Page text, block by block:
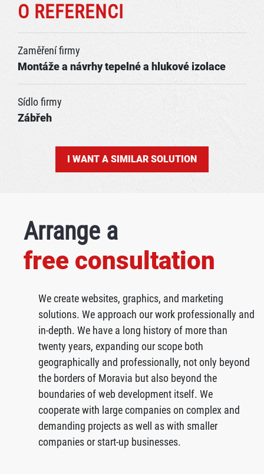
O REFERENCI
Zaměření firmy
Montáže a návrhy tepelné a hlukové izolace
Sídlo firmy
Zábřeh
I WANT A SIMILAR SOLUTION
Arrange a
free consultation
We create websites, graphics, and marketing
solutions. We approach our work professionally and
in-depth. We have a long history of more than
twenty years, expanding our scope both
geographically and professionally, not only beyond
the borders of Moravia but also beyond the
boundaries of web development itself. We
cooperate with large companies on complex and
demanding projects as well as with smaller
companies or start-up businesses.